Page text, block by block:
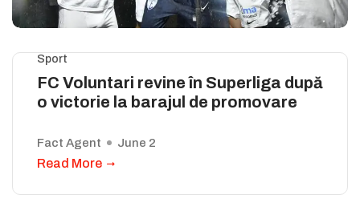
Sport
FC Voluntari revine în Superliga după
o victorie la barajul de promovare
Fact Agent June 2
Read More